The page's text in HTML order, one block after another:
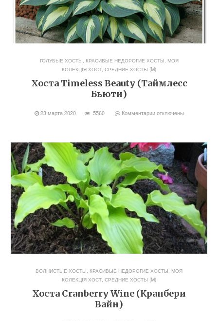
ГОЛУБЫЕ ХОСТЫ, КРАСИВЫЕ НЕДОРОГИЕ ХОСТЫ, МОЯ
КОЛЕКЦІЯ ХОСТ, СРЕДНИЕ ХОСТЫ (M)
Хоста Timeless Beauty (Таймлесс
Бьюти)
23 марта 2020 5560 Комментарииотключены
ВОЛНИСТЫЕ ХОСТЫ КРАСИВЫЕ НЕДОРОГИЕ ХОСТЫ МОЯ
КОЛЕКЦІЯ ХОСТ СРЕДНИЕ ХОСТЫ (M)
Хоста Cranberry Wine (Кранбери
Вайн)